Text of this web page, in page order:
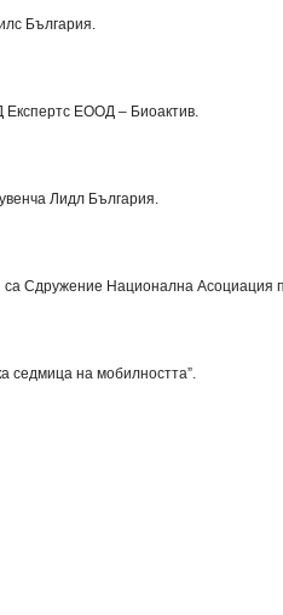
България.
Експертс ЕООД – Биоактив.
Лидл България.
са Сдружение Национална Асоциация
седмица на мобилността”.